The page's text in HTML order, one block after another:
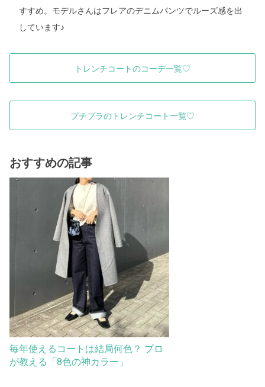
すすめ。モデルさんはフレアのデニムパンツでルーズ感を出
しています♪
トレンチコートのコーデ一覧♡
プチプラのトレンチコート一覧♡
おすすめの記事
毎年使えるコートは結局何色？ プロ
が教える「8色の神カラー」